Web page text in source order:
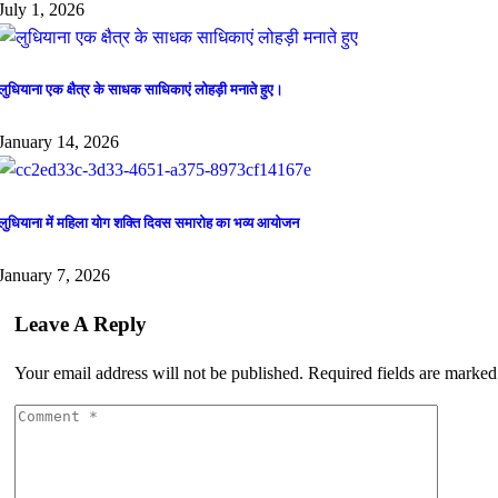
1, 2026
एक क्षैत्र के साधक साधिकाएं लोहड़ी मनाते हुए।
14, 2026
में महिला योग शक्ति दिवस समारोह का भव्य आयोजन
7, 2026
Leave A Reply
Your email address will not be published. Required fields are